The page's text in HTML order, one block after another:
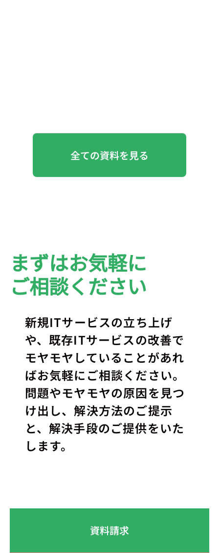
全ての資料を見る
まずはお気軽に
ご相談ください
新規ITサービスの立ち上げ
や、既存ITサービスの改善で
モヤモヤしていることがあれ
ばお気軽にご相談ください。
問題やモヤモヤの原因を見つ
け出し、解決方法のご提示
と、解決手段のご提供をいた
します。
資料請求